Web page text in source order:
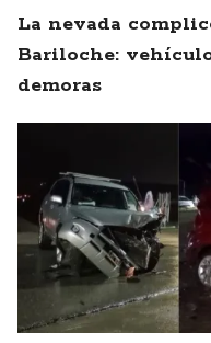
La nevada
Bariloche:
demoras